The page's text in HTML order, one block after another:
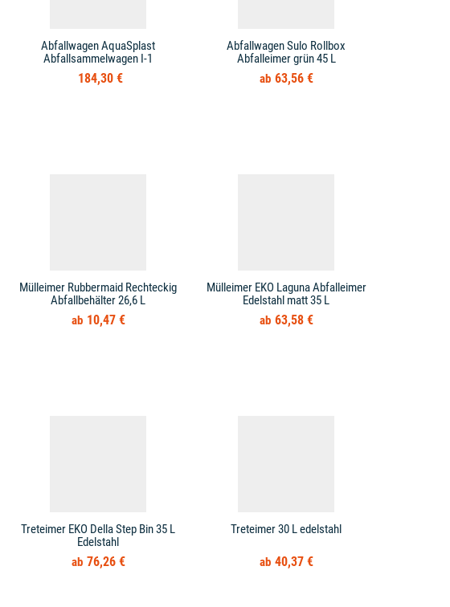
Abfallwagen AquaSplast
Abfallsammelwagen I-1
184,30 €
Abfallwagen Sulo Rollbox
Abfalleimer grün 45 L
63,56 €
Mülleimer Rubbermaid Rechteckig
Abfallbehälter 26,6 L
10,47 €
Mülleimer EKO Laguna Abfalleimer
Edelstahl matt 35 L
63,58 €
Treteimer EKO Della Step Bin 35 L
Edelstahl
76,26 €
Treteimer 30 L edelstahl
40,37 €